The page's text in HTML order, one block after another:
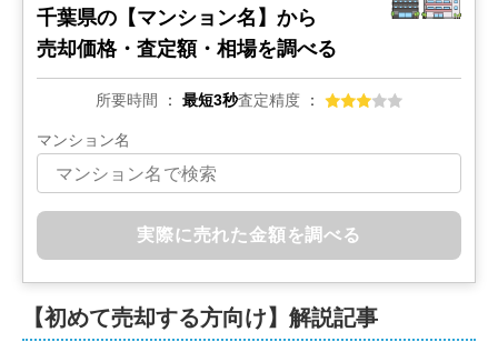
千葉県の 【マンション名】から
売却価格・査定額・相場を調べる
所要時間 最短3秒査定精度
マンション名
実際に売れた金額を調べる
【初めて売却する方向け】解説記事